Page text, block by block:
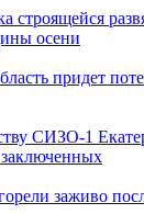
строящейся
осени
придет
СИЗО-1
заживо